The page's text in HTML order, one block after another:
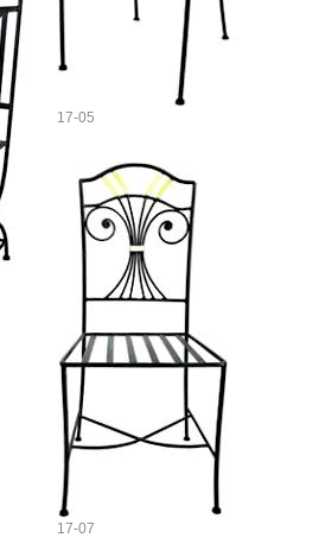
17-05
17-07